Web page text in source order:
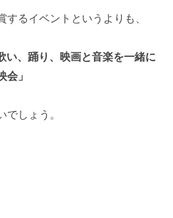
るイベントというよりも、
い、踊り、映画と音楽を一緒に
」
でしょう。